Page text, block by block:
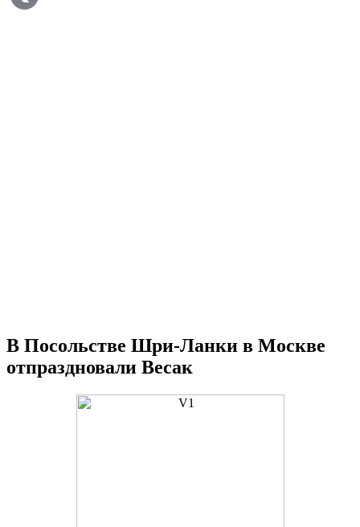
В Посольстве Шри-Ланки в Москве
отпраздновали Весак